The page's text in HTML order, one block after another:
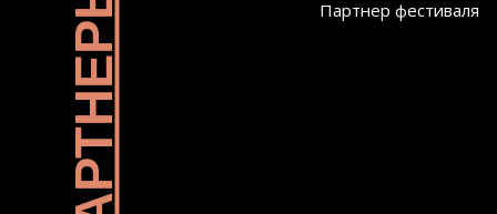
Партнер фестиваля